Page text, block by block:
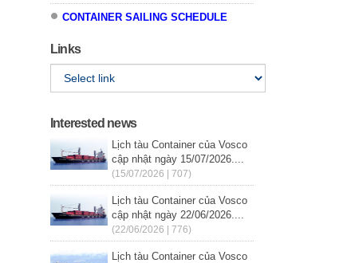
CONTAINER SAILING SCHEDULE
Links
Interested news
Lịch tàu Container của Vosco
cập nhật ngày 15/07/2026....
(15/07/2026 | 707)
Lịch tàu Container của Vosco
cập nhật ngày 22/06/2026....
(22/06/2026 | 776)
Lịch tàu Container của Vosco